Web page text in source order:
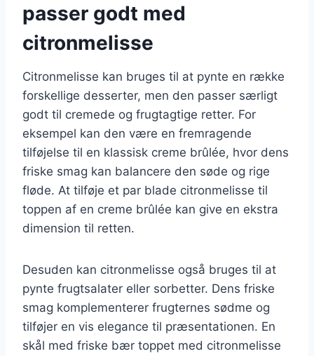
passer godt med
citronmelisse
Citronmelisse kan bruges til at pynte en række
forskellige desserter, men den passer særligt
godt til cremede og frugtagtige retter. For
eksempel kan den være en fremragende
tilføjelse til en klassisk creme brûlée, hvor dens
friske smag kan balancere den søde og rige
fløde. At tilføje et par blade citronmelisse til
toppen af en creme brûlée kan give en ekstra
dimension til retten.
Desuden kan citronmelisse også bruges til at
pynte frugtsalater eller sorbetter. Dens friske
smag komplementerer frugternes sødme og
tilføjer en vis elegance til præsentationen. En
skål med friske bær toppet med citronmelisse